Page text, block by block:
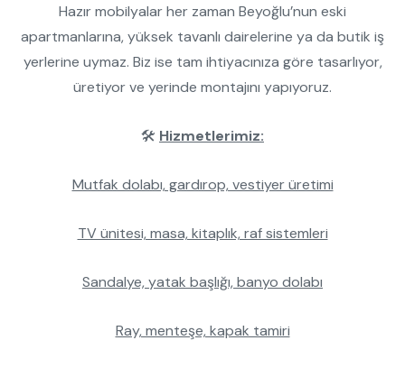
Hazır mobilyalar her zaman Beyoğlu’nun eski
apartmanlarına, yüksek tavanlı dairelerine ya da butik iş
yerlerine uymaz. Biz ise tam ihtiyacınıza göre tasarlıyor,
üretiyor ve yerinde montajını yapıyoruz.
🛠 Hizmetlerimiz:
Mutfak dolabı, gardırop, vestiyer üretimi
TV ünitesi, masa, kitaplık, raf sistemleri
Sandalye, yatak başlığı, banyo dolabı
Ray, menteşe, kapak tamiri